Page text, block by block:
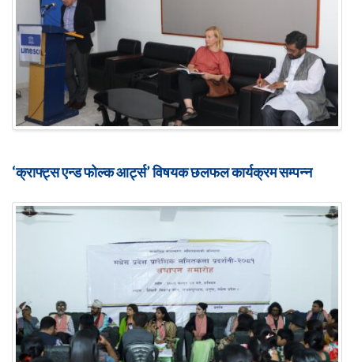
‘क्राफ्ट्स एन्ड फोल्क आर्ट्स’ विषयक छलफल कार्यक्रम सम्पन्न